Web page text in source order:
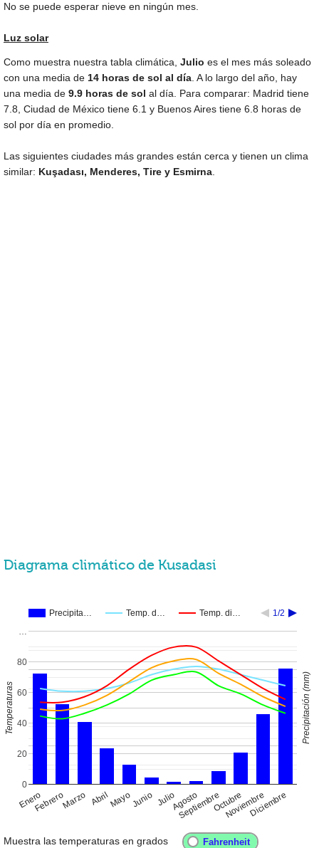
No se puede esperar nieve en ningún mes.
Luz solar
Como muestra nuestra tabla climática, Julio es el mes más soleado
con una media de 14 horas de sol al día . A lo largo del año, hay
una media de 9.9 horas de sol al día. Para comparar: Madrid tiene
7.8, Ciudad de México tiene 6.1 y Buenos Aires tiene 6.8 horas de
sol por día en promedio.
Las siguientes ciudades más grandes están cerca y tienen un clima
similar: Kuşadası, Menderes, Tire y Esmirna
Diagrama climático de Kusadasi
Precipita… Temp. d… Temp. di… 1/2
EneroFebreroMarzo AbrilMayoJunio JulioAgosto
SeptiembreOctubre
NoviembreDiciembre
0
20
40
60
80
Temperaturas Precipitación (mm)
Muestra las temperaturas en grados